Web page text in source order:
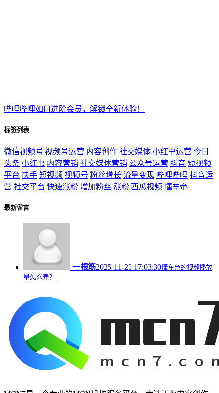
哔哩哔哩如何进阶会员，解锁全新体验！
标签列表
微信视频号 视频号运营 内容创作 社交媒体 小红书运营 今日
头条 小红书 内容营销 社交媒体营销 公众号运营 抖音 短视频
平台 快手 短视频 视频号 粉丝增长 流量变现 哔哩哔哩 抖音运
营 社交平台 快速涨粉 增加粉丝 涨粉 西瓜视频 懂车帝
最新留言
一根筋2025-11-23 17:03:30懂车帝的视频播放
量怎么弄？